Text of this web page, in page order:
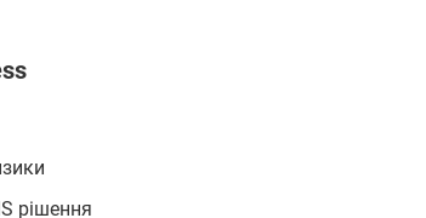
рішення